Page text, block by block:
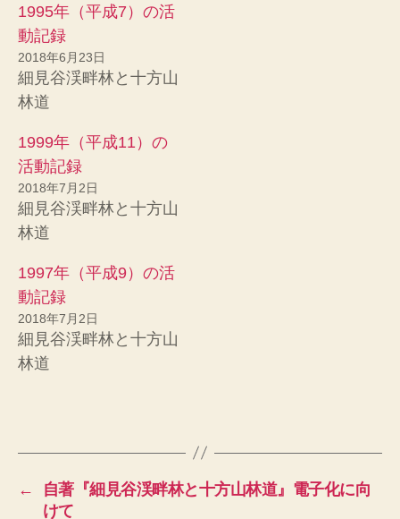
共
有
(
新
し
い
ウ
ィ
で
開
き
ま
す
)
は
ク
ク
し
て
く
(
新
ウ
ィ
ン
ド
き
ま
1995年（平成7）の活
動記録
2018年6月23日
細見谷渓畔林と十方山
林道
1999年（平成11）の
活動記録
2018年7月2日
細見谷渓畔林と十方山
林道
1997年（平成9）の活
動記録
2018年7月2日
細見谷渓畔林と十方山
林道
←
自著『細見谷渓畔林と十方山林道』電子化に向
けて